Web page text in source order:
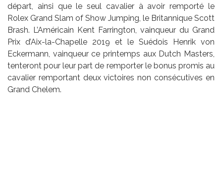
départ, ainsi que le seul cavalier à avoir remporté le
Rolex Grand Slam of Show Jumping, le Britannique Scott
Brash. L’Américain Kent Farrington, vainqueur du Grand
Prix d’Aix-la-Chapelle 2019 et le Suédois Henrik von
Eckermann, vainqueur ce printemps aux Dutch Masters,
tenteront pour leur part de remporter le bonus promis au
cavalier remportant deux victoires non consécutives en
Grand Chelem.